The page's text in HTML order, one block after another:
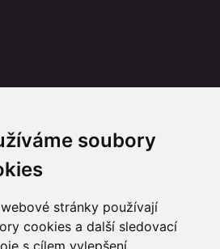
soubory
stránky používají
cookies a další sledovací
s cílem vylepšení